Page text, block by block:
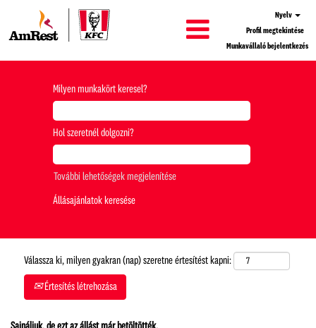
Nyelv
Profil megtekintése
Munkavállaló bejelentkezés
Milyen munkakört keresel?
Hol szeretnél dolgozni?
További lehetőségek megjelenítése
Válassza ki, milyen gyakran (nap) szeretne értesítést kapni:
Értesítés létrehozása